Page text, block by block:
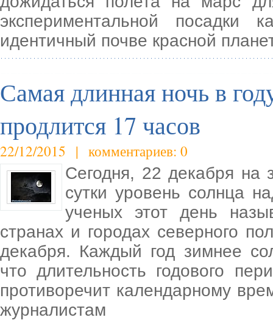
экспериментальной посадки
идентичный почве красной
Самая длинная ночь в
продлится 17 часов
22/12/2015 | комментариев: 0
Сегодня, 22 декабря на
сутки уровень солнца
ученых этот день
странах и городах северного
декабря. Каждый год зимнее
что длительность годового
противоречит календарному
журналистам